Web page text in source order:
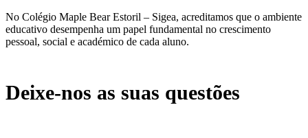
No Colégio Maple Bear Estoril – Sigea, acreditamos que o ambiente
educativo desempenha um papel fundamental no crescimento
pessoal, social e académico de cada aluno.
Deixe-nos as suas questões